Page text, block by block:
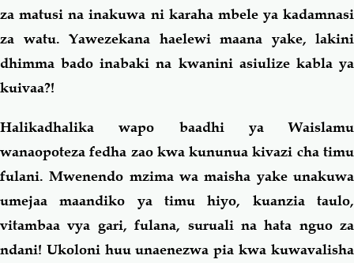
za matusi na inakuwa ni karaha mbele ya kadamnasi
za watu. Yawezekana haelewi maana yake, lakini
dhimma bado inabaki na kwanini asiulize kabla ya
kuivaa?!
Halikadhalika wapo baadhi ya Waislamu
wanaopoteza fedha zao kwa kununua kivazi cha timu
fulani. Mwenendo mzima wa maisha yake unakuwa
umejaa maandiko ya timu hiyo, kuanzia taulo,
vitambaa vya gari, fulana, suruali na hata nguo za
ndani! Ukoloni huu unaenezwa pia kwa kuwavalisha